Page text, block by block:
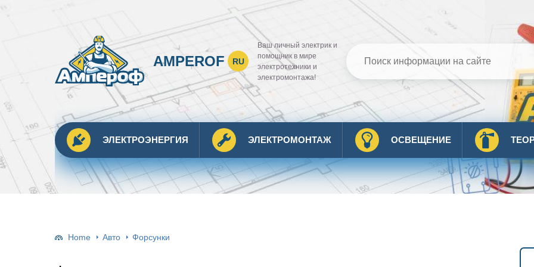
AMPEROF RU
Ваш личный электрик и
помощник в мире
электротехники и
электромонтажа!
ЭЛЕКТРОЭНЕРГИЯ ЭЛЕКТРОМОНТАЖ ОСВЕЩЕНИЕ
Home Авто Форсунки